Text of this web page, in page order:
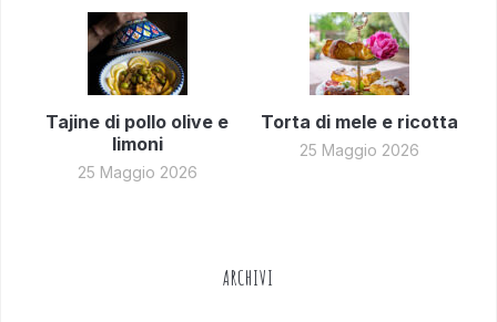
Tajine di pollo olive e
limoni
25 Maggio 2026
Torta di mele e ricotta
25 Maggio 2026
ARCHIVI